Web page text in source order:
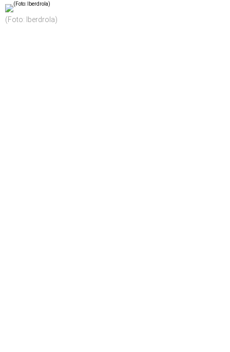
(Foto: Iberdrola)